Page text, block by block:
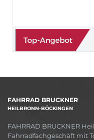
FAHRRAD BRUCKNER
HEILBRONN-BÖCKINGEN
FAHRRAD BRUCKNER
Fahrradfachgeschäft mit